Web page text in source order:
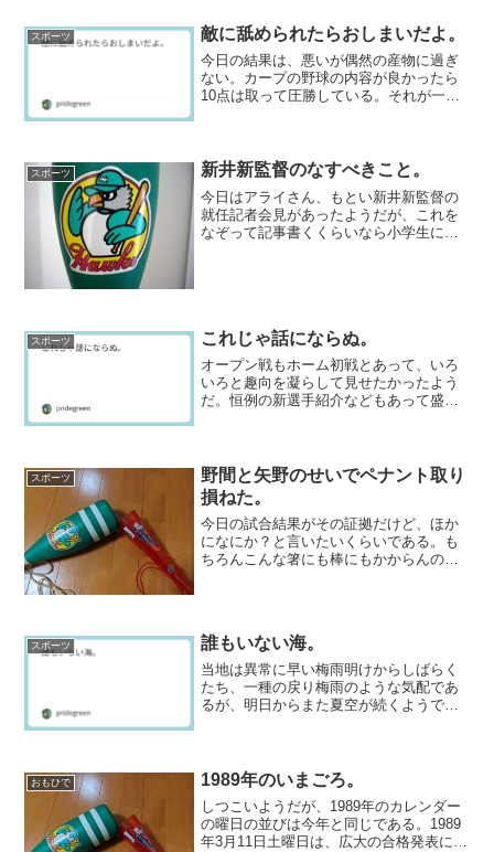
スポーツ 敵に舐められたらおしまいだよ。
今日の結果は、悪いが偶然の産物に過ぎ
ない。カープの野球の内容が良かったら
10点は取って圧勝している。それが一つ
ら勝てただけだ。6番中...
スポーツ 新井新監督のなすべきこと。
今日はアライさん、もとい新井新監督の
就任記者会見があったようだが、これを
なぞって記事書くくらいなら小学生にで
スポーツ これじゃ話にならぬ。
オープン戦もホーム初戦とあって、いろ
いろと趣向を凝らして見せたかったよう
だ。恒例の新選手紹介などもあって盛り
して清算できていないのに...
スポーツ
野間と矢野のせいでペナント取り
損ねた。
今日の試合結果がその証拠だけど、ほか
になにか？と言いたいくらいである。も
ちろんこんな箸にも棒にもかからんのを
スポーツ 誰もいない海。
当地は異常に早い梅雨明けからしばらく
たち、一種の戻り梅雨のような気配であ
るが、明日からまた夏空が続くようであ
までは行かないにせよ、闇...
おもひで 1989年のいまごろ。
しつこいようだが、1989年のカレンダー
の曜日の並びは今年と同じである。1989
年3月11日土曜日は、広大の合格発表に当